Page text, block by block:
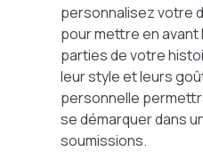
personnalisez votre
pour mettre en
parties de votre
leur style et leurs
personnelle
se démarquer dans
soumissions.